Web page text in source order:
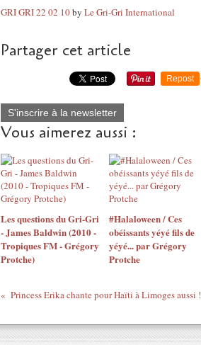
GRI GRI 22 02 10by Le Gri-Gri International
Partager cet article
Repost
S'inscrire à la newsletter
Vous aimerez aussi :
Les questions du Gri-Gri
- James Baldwin (2010 -
Tropiques FM - Grégory
Protche)
#Halaloween / Ces
obéissants yéyé fils de
yéyé... par Grégory
Protche
Princess Erika chante pour Haïti à Limoges aussi !